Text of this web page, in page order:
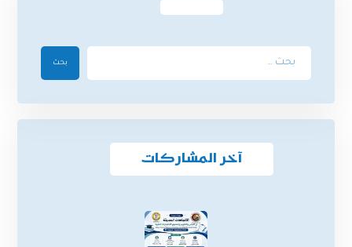
بحث
آخر المشاركات